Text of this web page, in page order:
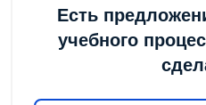
Есть
учебного